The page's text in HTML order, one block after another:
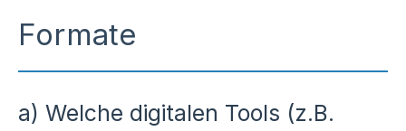
Formate
a) Welche digitalen Tools (z.B.